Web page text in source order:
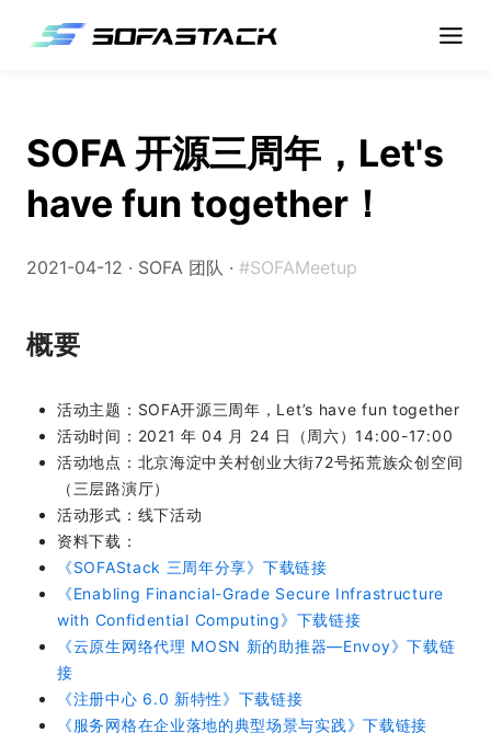
SOFA 开源三周年，Let's
have fun together！
2021-04-12 · SOFA 团队 · #SOFAMeetup
概要
活动主题：SOFA开源三周年，Let’s have fun together
活动时间：2021 年 04 月 24 日（周六）14:00-17:00
活动地点：北京海淀中关村创业大街72号拓荒族众创空间
（三层路演厅）
活动形式：线下活动
资料下载：
《SOFAStack 三周年分享》下载链接
《Enabling Financial-Grade Secure Infrastructure
with Confidential Computing》下载链接
《云原生网络代理 MOSN 新的助推器—Envoy》下载链
接
《注册中心 6.0 新特性》下载链接
《服务网格在企业落地的典型场景与实践》下载链接